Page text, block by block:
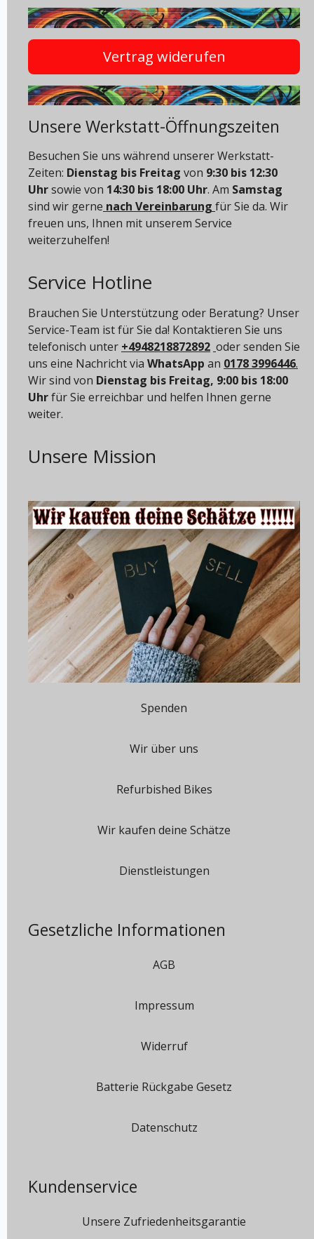
Vertrag widerufen
Unsere Werkstatt-Öffnungszeiten
Besuchen Sie uns während unserer Werkstatt-
Zeiten: Dienstag bis Freitag von 9:30 bis 12:30
Uhrsowie von 14:30 bis 18:00 Uhr. Am Samstag
sind wir gerne nach Vereinbarung für Sie da. Wir
freuen uns, Ihnen mit unserem Service
weiterzuhelfen!
Service Hotline
Brauchen Sie Unterstützung oder Beratung? Unser
Service-Team ist für Sie da! Kontaktieren Sie uns
telefonisch unter +4948218872892 oder senden Sie
uns eine Nachricht via WhatsApp an 0178 3996446.
Wir sind von Dienstag bis Freitag, 9:00 bis 18:00
Uhrfür Sie erreichbar und helfen Ihnen gerne
weiter.
Unsere Mission
Spenden
Wir über uns
Refurbished Bikes
Wir kaufen deine Schätze
Dienstleistungen
Gesetzliche Informationen
AGB
Impressum
Widerruf
Batterie Rückgabe Gesetz
Datenschutz
Kundenservice
Unsere Zufriedenheitsgarantie